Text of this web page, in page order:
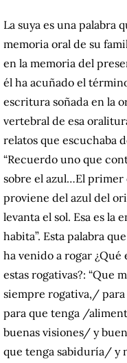
La suya es una palabra
memoria oral de su
en la memoria del
él ha acuñado el
escritura soñada en la
vertebral de esa
relatos que escuchaba
“Recuerdo uno que
sobre el azul…El
proviene del azul del
levanta el sol. Esa es la
habita”. Esta palabra
ha venido a rogar ¿Qué
estas rogativas?: “Que
siempre rogativa,/ para
para que tenga /
buenas visiones/ y
que tenga sabiduría/ y